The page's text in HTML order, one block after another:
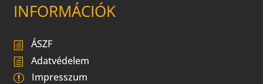
INFORMÁCIÓK
ÁSZF
Adatvédelem
Impresszum